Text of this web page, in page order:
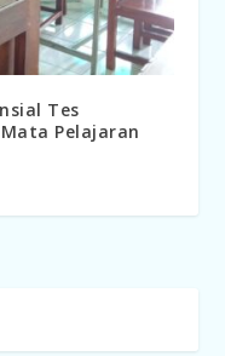
Tes
Pelajaran